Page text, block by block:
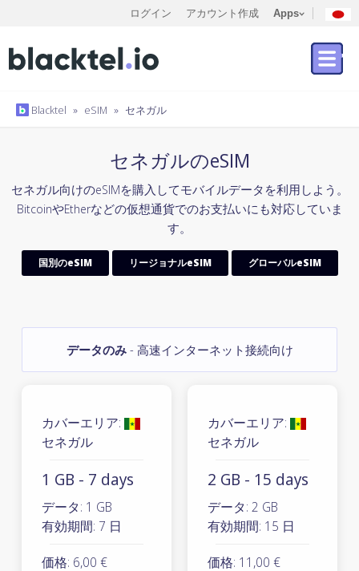
ログイン アカウント作成 Apps
Blacktel » eSIM » セネガル
セネガルのeSIM
セネガル向けのeSIMを購入してモバイルデータを利用しよう。
BitcoinやEtherなどの仮想通貨でのお支払いにも対応していま
す。
国別のeSIM リージョナルeSIM グローバルeSIM
データのみ- 高速インターネット接続向け
カバーエリア:
セネガル
1 GB - 7 days
データ: 1 GB
有効期間: 7 日
価格: 6,00 €
カバーエリア:
セネガル
2 GB - 15 days
データ: 2 GB
有効期間: 15 日
価格: 11,00 €